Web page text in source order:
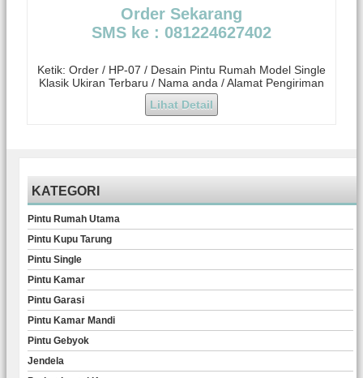
Order Sekarang
SMS ke : 081224627402
Ketik: Order / HP-07 / Desain Pintu Rumah Model Single
Klasik Ukiran Terbaru / Nama anda / Alamat Pengiriman
Lihat Detail
KATEGORI
Pintu Rumah Utama
Pintu Kupu Tarung
Pintu Single
Pintu Kamar
Pintu Garasi
Pintu Kamar Mandi
Pintu Gebyok
Jendela